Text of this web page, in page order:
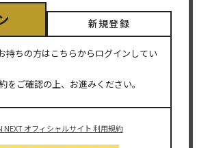
新規登録
持ちの方はこちらからログインしてい
をご確認の上、お進みください。
NEXT オフィシャルサイト 利用規約